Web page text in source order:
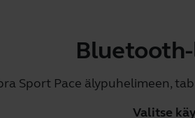
Sport Pace älypuhelimeen,
Valitse